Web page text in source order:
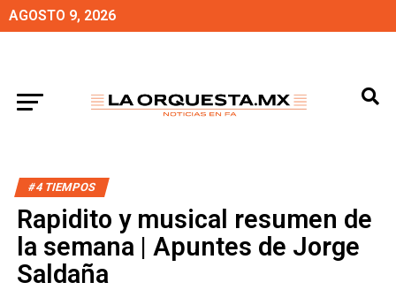
AGOSTO 9, 2026
#4 TIEMPOS
Rapidito y musical resumen de
la semana | Apuntes de Jorge
Saldaña